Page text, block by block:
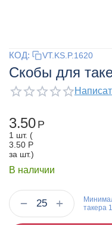
КОД: VT.KS.P.1620
Скобы для
3.50 Р
1 шт. (
3.50 Р
за шт.)
В наличии
+
−
такера